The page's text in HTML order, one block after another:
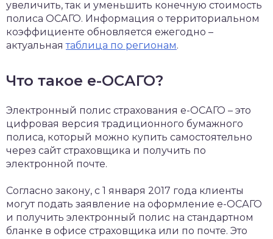
увеличить, так и уменьшить конечную стоимость
полиса ОСАГО. Информация о территориальном
коэффициенте обновляется ежегодно –
актуальнаятаблица по регионам.
Что такое е-ОСАГО?
Электронный полис страхования е-ОСАГО – это
цифровая версия традиционного бумажного
полиса, который можно купить самостоятельно
через сайт страховщика и получить по
электронной почте.
Согласно закону, с 1 января 2017 года клиенты
могут подать заявление на оформление е-ОСАГО
и получить электронный полис на стандартном
бланке в офисе страховщика или по почте. Это